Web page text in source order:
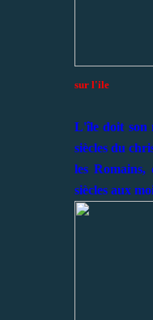
sur l'ile
L'île doit son
siècles du
les Romains,
siècles aux